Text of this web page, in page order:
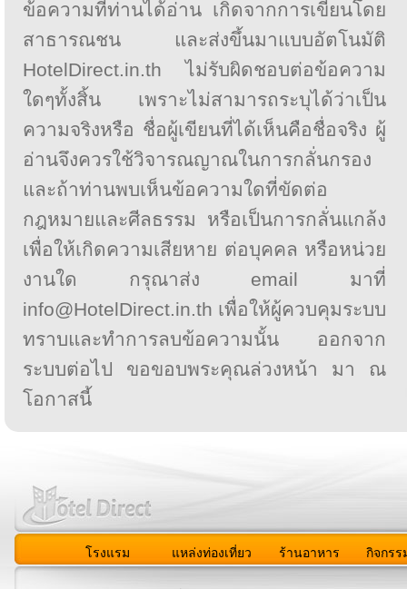
ข้อความที่ท่านได้อ่าน เกิดจากการเขียนโดย
สาธารณชน และส่งขึ้นมาแบบอัตโนมัติ
HotelDirect.in.th ไม่รับผิดชอบต่อข้อความ
ใดๆทั้งสิ้น เพราะไม่สามารถระบุได้ว่าเป็น
ความจริงหรือ ชื่อผู้เขียนที่ได้เห็นคือชื่อจริง ผู้
อ่านจึงควรใช้วิจารณญาณในการกลั่นกรอง
และถ้าท่านพบเห็นข้อความใดที่ขัดต่อ
กฎหมายและศีลธรรม หรือเป็นการกลั่นแกล้ง
เพื่อให้เกิดความเสียหาย ต่อบุคคล หรือหน่วย
งานใด กรุณาส่ง email มาที่
info@HotelDirect.in.th เพื่อให้ผู้ควบคุมระบบ
ทราบและทำการลบข้อความนั้น ออกจาก
ระบบต่อไป ขอขอบพระคุณล่วงหน้า มา ณ
โอกาสนี้
โรงแรม แหล่งท่องเที่ยว ร้านอาหาร กิจกรร